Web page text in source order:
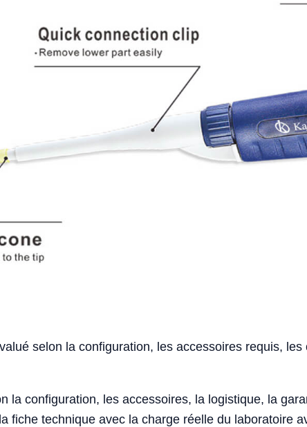
selon la configuration, les accessoires requis,
la configuration, les accessoires, la logistique, la
fiche technique avec la charge réelle du laboratoire